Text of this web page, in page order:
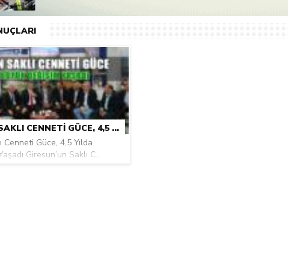
GIRESUN’UN SAKLI CENNETI GÜCE, 4,5 YILDA BÜYÜK DEĞIŞIM YAŞADI
Cenneti Güce, 4,5 Yılda
Giresun’un Saklı C...